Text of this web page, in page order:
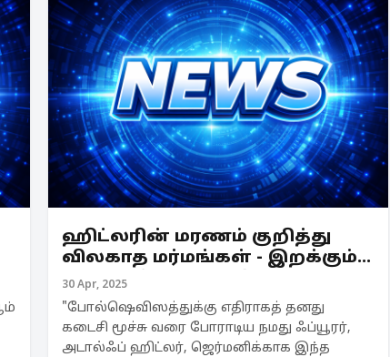
ஹிட்லரின் மரணம் குறித்து
விலகாத மர்மங்கள் - இறக்கும்
தருவாயில் எப்படி இருந்தார்?
30 Apr, 2025
"போல்ஷெவிஸத்துக்கு எதிராகத் தனது
கடைசி மூச்சு வரை போராடிய நமது ஃப்யூரர்,
அடால்ஃப் ஹிட்லர், ஜெர்மனிக்காக இந்த